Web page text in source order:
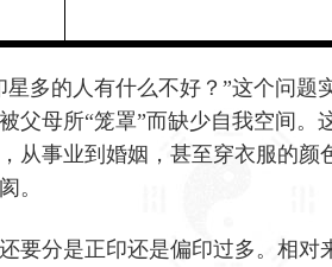
星多的人有什么不好？”这个问
父母所“笼罩”而缺少自我空间
从事业到婚姻，甚至穿衣服的
。
要分是正印还是偏印过多。相